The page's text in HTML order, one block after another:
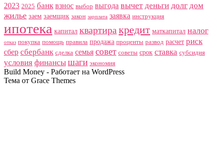
2023 2025 банк взнос выбор выгода вычет деньги долг дом
жилье заем заемщик закон зарплата заявка инструкция
ипотека капитал квартира кредит маткапитал налог
отказ покупка помощь правила продажа проценты развод расчет риск
сбер сбербанк сделка семья совет советы срок ставка субсидия
условия финансы шаги экономия
Build Money - Работает на WordPress
Тема от Grace Themes